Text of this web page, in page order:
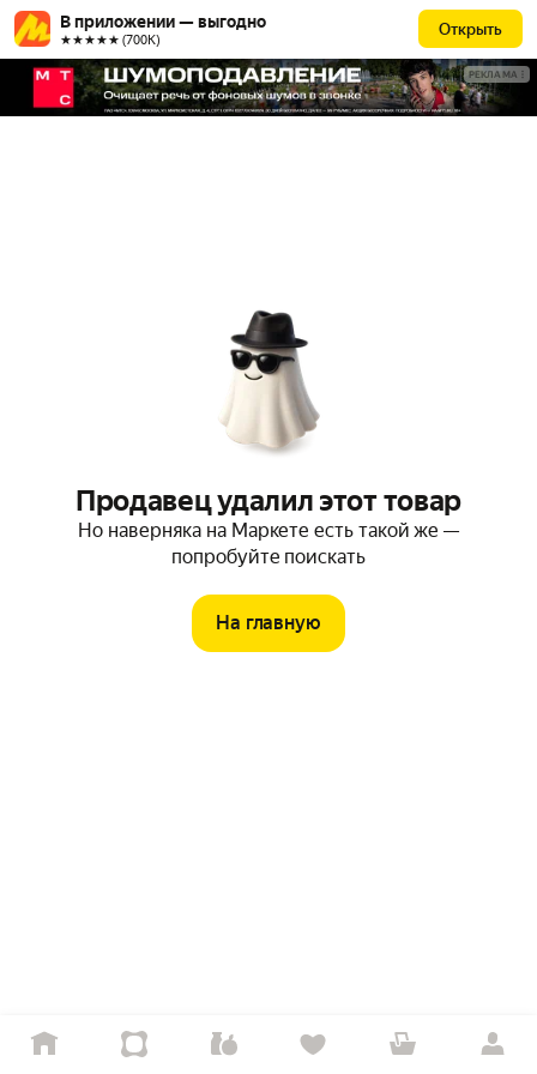
В приложении — выгодно
★★★★★ (700К)
Открыть
РЕКЛАМА
Продавец удалил этот товар
Но наверняка на Маркете есть такой же —
попробуйте поискать
На главную